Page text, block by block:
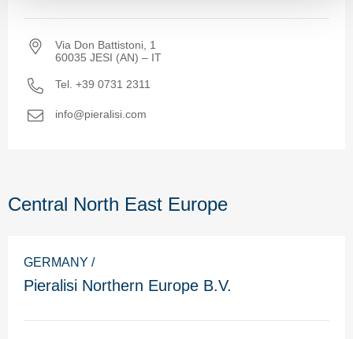
Via Don Battistoni, 1
60035 JESI (AN) – IT
Tel. +39 0731 2311
info@pieralisi.com
Central North East Europe
GERMANY /
Pieralisi Northern Europe B.V.